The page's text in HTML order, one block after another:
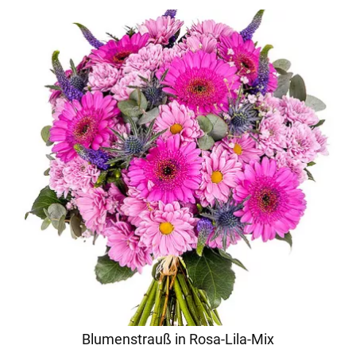
Blumenstrauß in Rosa-Lila-Mix